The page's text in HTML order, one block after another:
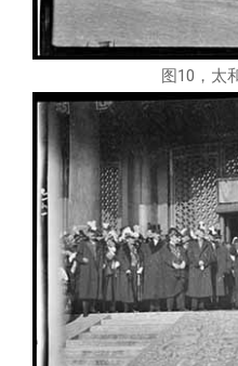
图10，太